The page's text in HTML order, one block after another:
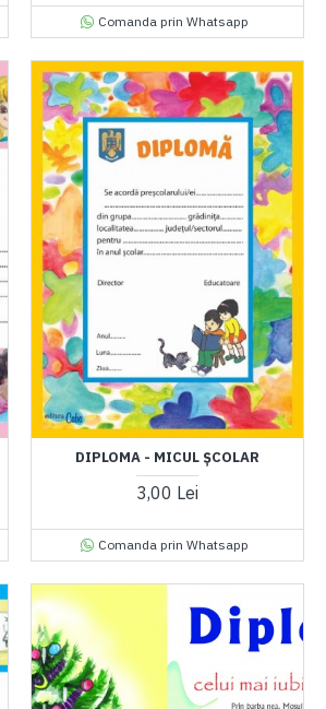
Comanda prin Whatsapp
DIPLOMA - MICUL ȘCOLAR
3,00 Lei
Comanda prin Whatsapp